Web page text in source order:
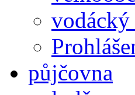
vodácký
půjčovna